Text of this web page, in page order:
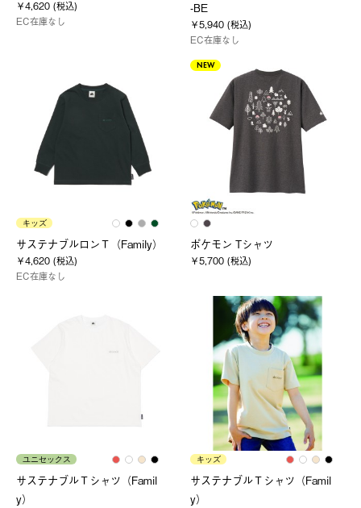
￥4,620 (税込)
EC在庫なし
-BE
￥5,940 (税込)
EC在庫なし
キッズ
サステナブルロンＴ（Family）
￥4,620 (税込)
EC在庫なし
NEW
ポケモン Tシャツ
￥5,700 (税込)
ユニセックス
サステナブルＴシャツ（Famil
y）
キッズ
サステナブルＴシャツ（Famil
y）